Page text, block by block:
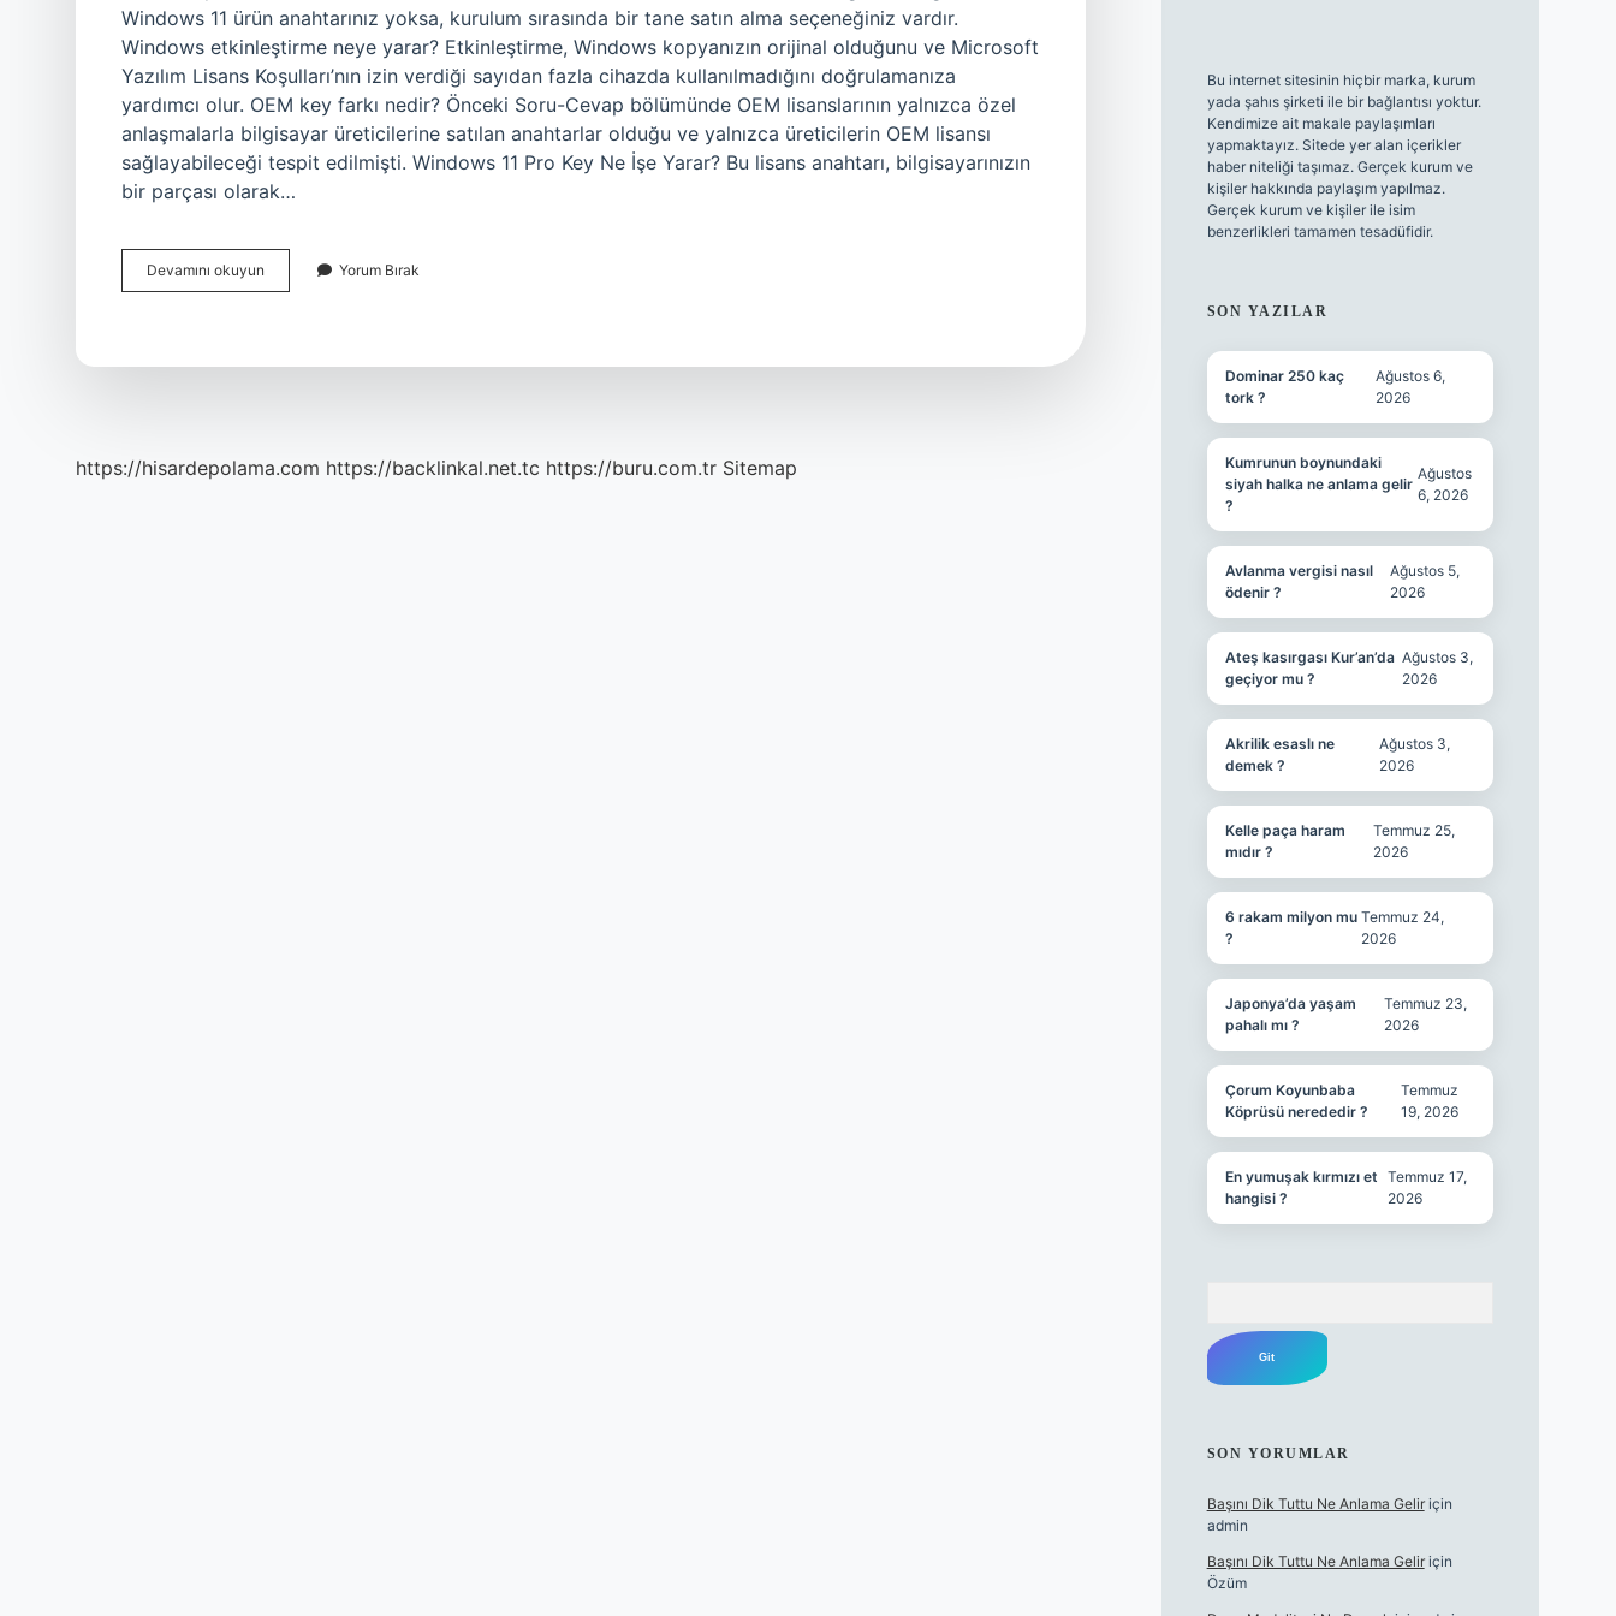
Windows 11 ürün anahtarınız yoksa, kurulum sırasında bir tane satın alma seçeneğiniz vardır.
Windows etkinleştirme neye yarar? Etkinleştirme, Windows kopyanızın orijinal olduğunu ve Microsoft
Yazılım Lisans Koşulları’nın izin verdiği sayıdan fazla cihazda kullanılmadığını doğrulamanıza
yardımcı olur. OEM key farkı nedir? Önceki Soru-Cevap bölümünde OEM lisanslarının yalnızca özel
anlaşmalarla bilgisayar üreticilerine satılan anahtarlar olduğu ve yalnızca üreticilerin OEM lisansı
sağlayabileceği tespit edilmişti. Windows 11 Pro Key Ne İşe Yarar? Bu lisans anahtarı, bilgisayarınızın
bir parçası olarak…
Devamını okuyun Windows
Key
Yorum Bırak
https://hisardepolama.com https://backlinkal.net.tc https://buru.com.tr Sitemap
Bu internet sitesinin hiçbir marka, kurum
yada şahıs şirketi ile bir bağlantısı yoktur.
Kendimize ait makale paylaşımları
yapmaktayız. Sitede yer alan içerikler
haber niteliği taşımaz. Gerçek kurum ve
kişiler hakkında paylaşım yapılmaz.
Gerçek kurum ve kişiler ile isim
benzerlikleri tamamen tesadüfidir.
SON YAZILAR
Dominar 250 kaç
tork ?
Ağustos 6,
2026
Kumrunun boynundaki
siyah halka ne anlama gelir
?
Ağustos
6, 2026
Avlanma vergisi nasıl
ödenir ?
Ağustos 5,
2026
Ateş kasırgası Kur’an’da
geçiyor mu ?
Ağustos 3,
2026
Akrilik esaslı ne
demek ?
Ağustos 3,
2026
Kelle paça haram
mıdır ?
Temmuz 25,
2026
6 rakam milyon mu
?
Temmuz 24,
2026
Japonya’da yaşam
pahalı mı ?
Temmuz 23,
2026
Çorum Koyunbaba
Köprüsü nerededir ?
Temmuz
19, 2026
En yumuşak kırmızı et
hangisi ?
Temmuz 17,
2026
SON YORUMLAR
Başını Dik Tuttu Ne Anlama Geliriçin
admin
Başını Dik Tuttu Ne Anlama Geliriçin
Özüm